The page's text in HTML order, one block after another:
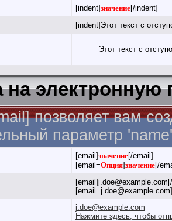
[indent]значение[/indent]
[indent]Этот текст с
Этот текст с
электронную
позволяет вам
параметр
[email]значение[/email]
[email=Опция]значение[/
j.doe@example.com
Нажмите здесь, чтобы